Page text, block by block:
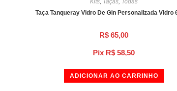
Pix R$ 58,50
Taça Tanqueray Vidro De Gin Personalizada Vidro
R$ 65,00
ADICIONAR AO CARRINHO